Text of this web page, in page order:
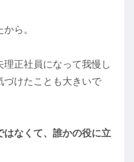
ら。
理正社員になって我慢し
づけたことも大きいで
なくて、誰かの役に立